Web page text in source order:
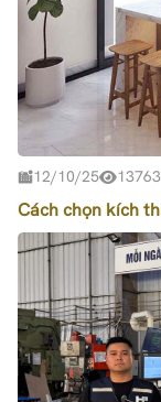
12/10/25 13763
Cách chọn kích